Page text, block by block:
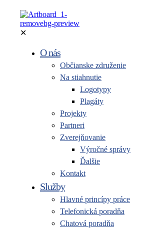
✕
O nás
Občianske združenie
Na stiahnutie
Logotypy
Plagáty
Projekty
Partneri
Zverejňovanie
Výročné správy
Ďalšie
Kontakt
Služby
Hlavné princípy práce
Telefonická poradňa
Chatová poradňa